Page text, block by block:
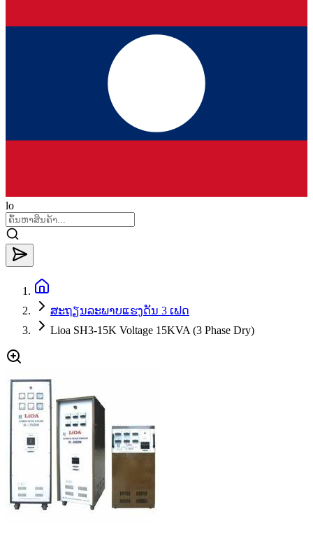
lo
ສະຖຽນລະພາບແຮງດັນ 3 ເຟດ
Lioa SH3-15K Voltage 15KVA (3 Phase Dry)